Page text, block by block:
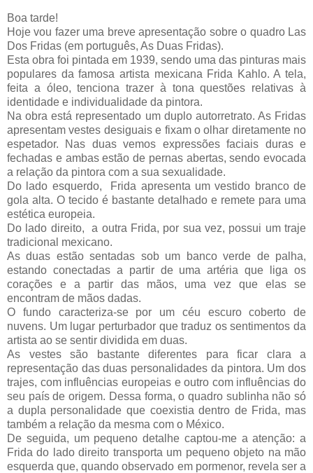
Boa tarde!
Hoje vou fazer uma breve apresentação sobre o quadro Las
Dos Fridas (em português, As Duas Fridas).
Esta obra foi pintada em 1939, sendo uma das pinturas mais
populares da famosa artista mexicana Frida Kahlo. A tela,
feita a óleo, tenciona trazer à tona questões relativas à
identidade e individualidade da pintora.
Na obra está representado um duplo autorretrato. As Fridas
apresentam vestes desiguais e fixam o olhar diretamente no
espetador. Nas duas vemos expressões faciais duras e
fechadas e ambas estão de pernas abertas, sendo evocada
a relação da pintora com a sua sexualidade.
Do lado esquerdo, Frida apresenta um vestido branco de
gola alta. O tecido é bastante detalhado e remete para uma
estética europeia.
Do lado direito, a outra Frida, por sua vez, possui um traje
tradicional mexicano.
As duas estão sentadas sob um banco verde de palha,
estando conectadas a partir de uma artéria que liga os
corações e a partir das mãos, uma vez que elas se
encontram de mãos dadas.
O fundo caracteriza-se por um céu escuro coberto de
nuvens. Um lugar perturbador que traduz os sentimentos da
artista ao se sentir dividida em duas.
As vestes são bastante diferentes para ficar clara a
representação das duas personalidades da pintora. Um dos
trajes, com influências europeias e outro com influências do
seu país de origem. Dessa forma, o quadro sublinha não só
a dupla personalidade que coexistia dentro de Frida, mas
também a relação da mesma com o México.
De seguida, um pequeno detalhe captou-me a atenção: a
Frida do lado direito transporta um pequeno objeto na mão
esquerda que, quando observado em pormenor, revela ser a